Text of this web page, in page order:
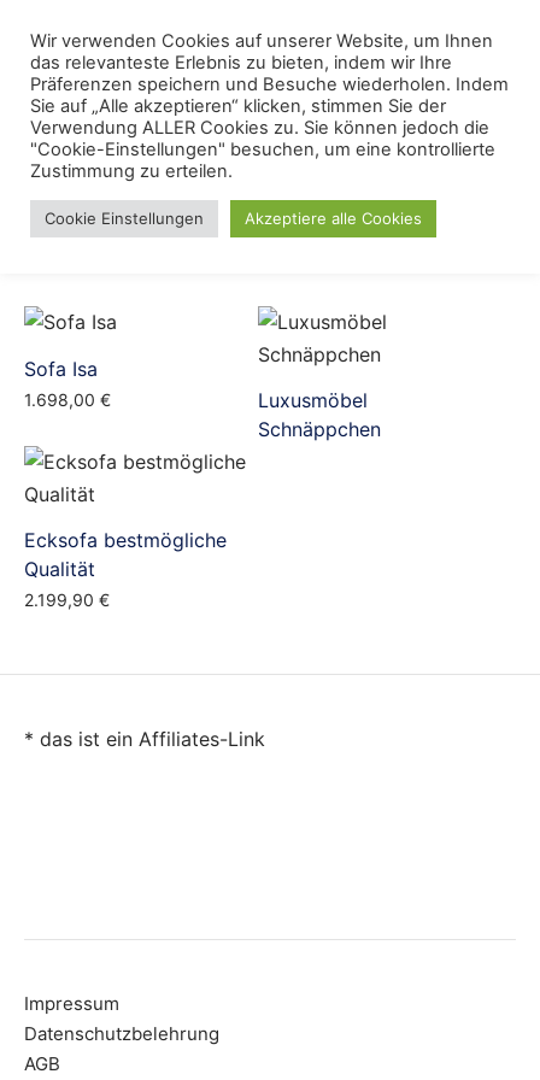
content
Menu
Luxusmöbel
Sofa Isa
1.698,00 €
Luxusmöbel
Schnäppchen
Ecksofa bestmögliche
Qualität
2.199,90 €
* das ist ein Affiliates-Link
Impressum
Datenschutzbelehrung
AGB
Wir verwenden Cookies auf unserer Website, um Ihnen
das relevanteste Erlebnis zu bieten, indem wir Ihre
Präferenzen speichern und Besuche wiederholen. Indem
Sie auf „Alle akzeptieren“ klicken, stimmen Sie der
Verwendung ALLER Cookies zu. Sie können jedoch die
"Cookie-Einstellungen" besuchen, um eine kontrollierte
Zustimmung zu erteilen.
Cookie Einstellungen Akzeptiere alle Cookies